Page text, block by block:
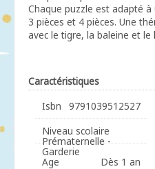
Chaque puzzle est adapté
3 pièces et 4 pièces. Une
avec le tigre, la baleine et le
Caractéristiques
Isbn
9791039512527
Niveau scolaire
Prématernelle -
Garderie
Age
Dès 1 an